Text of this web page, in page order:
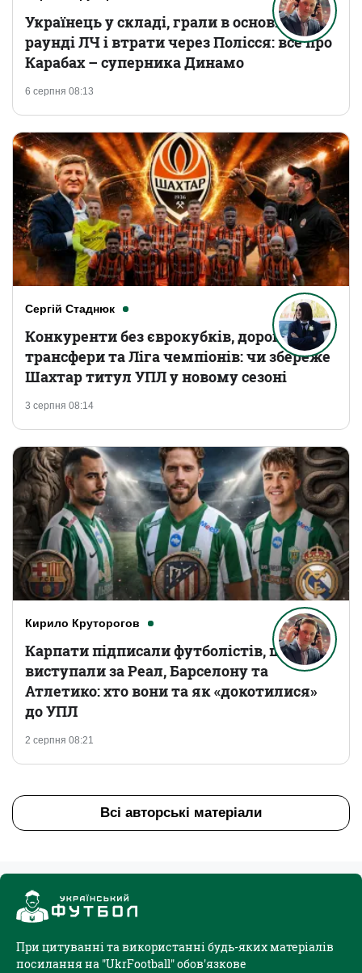
6 серпня 08:13
Українець у складі, грали в основному
раунді ЛЧ і втрати через Полісся: все про
Карабах – суперника Динамо
Сергій Стаднюк
3 серпня 08:14
Конкуренти без єврокубків, дорогі
трансфери та Ліга чемпіонів: чи збереже
Шахтар титул УПЛ у новому сезоні
Кирило Круторогов
2 серпня 08:21
Карпати підписали футболістів, що
виступали за Реал, Барселону та
Атлетико: хто вони та як «докотилися»
до УПЛ
Всі авторські матеріали
При цитуванні та використанні будь-яких матеріалів
посилання на "UkrFootball" обов'язкове